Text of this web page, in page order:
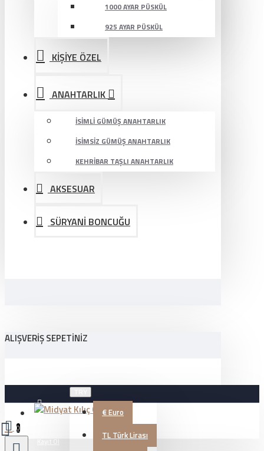
1000 AYAR PÜSKÜL
925 AYAR PÜSKÜL
KİŞİYE ÖZEL
ANAHTARLIK
İSIMLI GÜMÜŞ ANAHTARLIK
İSIMSIZ GÜMÜŞ ANAHTARLIK
KEHRIBAR TAŞLI ANAHTARLIK
AKSESUAR
SÜRYANİ BONCUĞU
ALIŞVERIŞ SEPETINIZ
Üye Girişi €Euro
TL Türk Lirası
0